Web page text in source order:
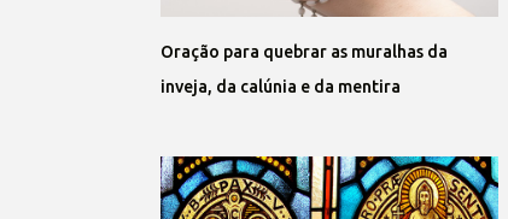
Oração para quebrar as muralhas da
inveja, da calúnia e da mentira